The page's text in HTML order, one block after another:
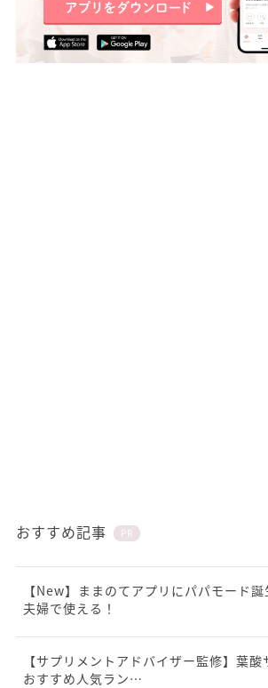
おすすめ記事 PR
【New】ままのてアプリにパパモード誕
夫婦で使える！
【サプリメントアドバイザー監修】葉酸
おすすめ人気ラン…